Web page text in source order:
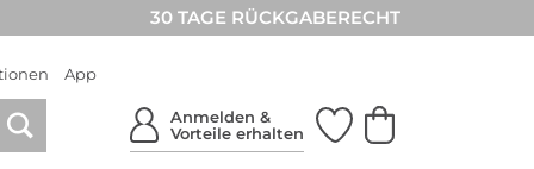
30 TAGE RÜCKGABERECHT
App
Anmelden &
Vorteile erhalten